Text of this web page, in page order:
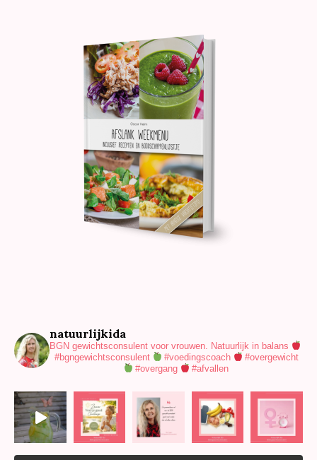
natuurlijkida
BGN gewichtsconsulent voor vrouwen.
Natuurlijk in balans
#bgngewichtsconsulent
#voedingscoach
#overgewicht
#overgang
#afvallen